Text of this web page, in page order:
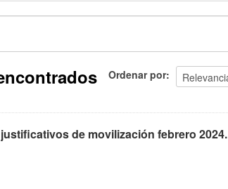
Ordenar por
de movilización febrero 2024.